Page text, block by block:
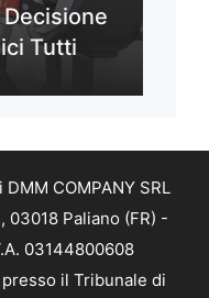
Tutti
COMPANY SRL
03018 Paliano (FR) -
03144800608
il Tribunale di